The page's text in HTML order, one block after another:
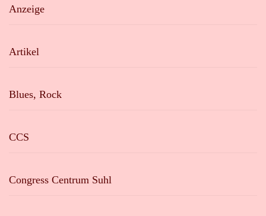
Anzeige
Artikel
Blues, Rock
CCS
Congress Centrum Suhl